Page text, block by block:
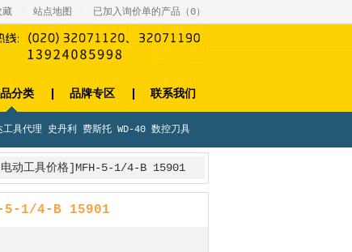
藏 站点地图 已加入询价单的产品（0）
分类 品牌专区 联系我们
工具代理 史丹利 费斯托 WD-40 数控刀具
动工具价格]MFH-5-1/4-B 15901
5-1/4-B 15901